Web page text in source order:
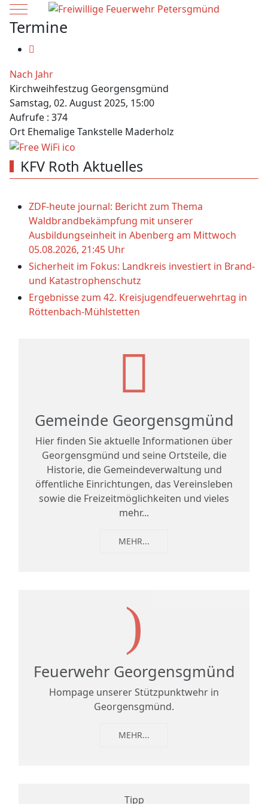
Mobile Menu Toggle
Termine
Nach Jahr
Kirchweihfestzug Georgensgmünd
Samstag, 02. August 2025, 15:00
Aufrufe : 374
Ort Ehemalige Tankstelle Maderholz
KFV Roth Aktuelles
ZDF-heute journal: Bericht zum Thema
Waldbrandbekämpfung mit unserer
Ausbildungseinheit in Abenberg am Mittwoch
05.08.2026, 21:45 Uhr
Sicherheit im Fokus: Landkreis investiert in Brand-
und Katastrophenschutz
Ergebnisse zum 42. Kreisjugendfeuerwehrtag in
Röttenbach-Mühlstetten
Gemeinde Georgensgmünd
Hier finden Sie aktuelle Informationen über
Georgensgmünd und seine Ortsteile, die
Historie, die Gemeindeverwaltung und
öffentliche Einrichtungen, das Vereinsleben
sowie die Freizeitmöglichkeiten und vieles
mehr...
MEHR...
Feuerwehr Georgensgmünd
Hompage unserer Stützpunktwehr in
Georgensgmünd.
MEHR...
Tipp